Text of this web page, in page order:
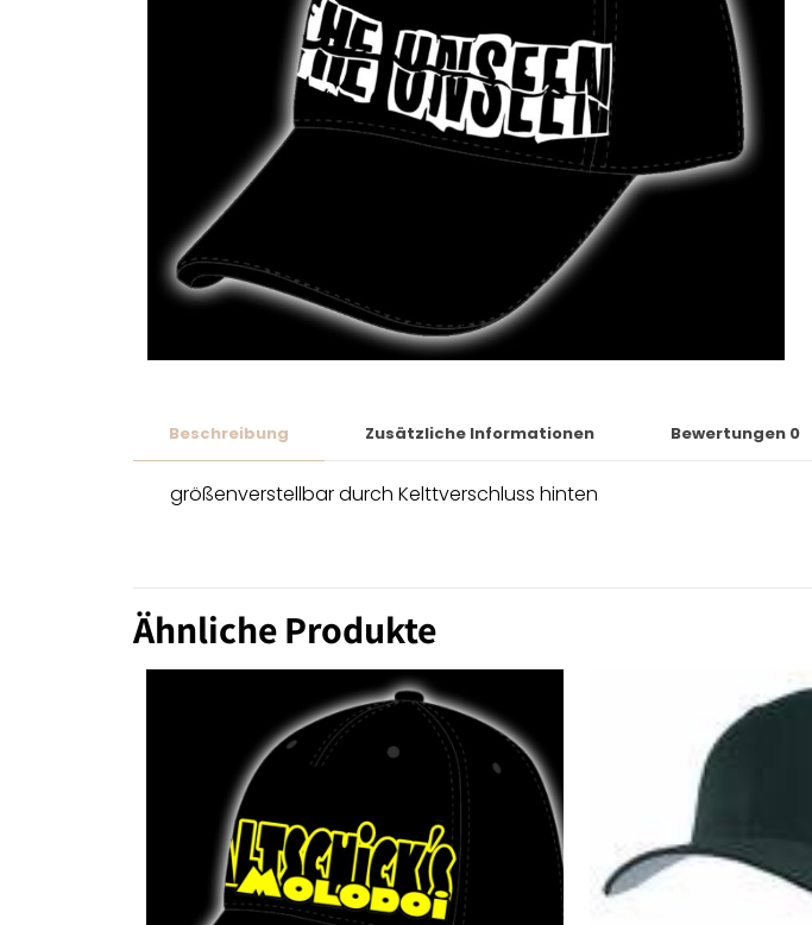
Beschreibung Zusätzliche Informationen Bewertungen 0
größenverstellbar durch Kelttverschluss hinten
Ähnliche Produkte